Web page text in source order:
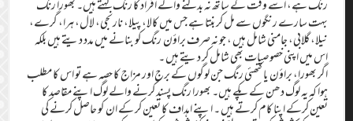
بہت سارے رنگوں سے مل کر بنتا ہے جس میں کالا، پیلا، نارنجی، لال، ہرا، گرے،
نیلا، گلابی، جامنی شامل ہیں ، جو نہ صرف براؤن رنگ کو بنانے میں مدد دیتے ہیں بلکہ
اس میں اپنی خصوصیات بھی شامل کر دیتے ہیں ۔
اگر بھورا، براؤن یا کتھئی رنگ جن لوگوں کے برج اور مزاج کا حصہ ہے تو اس کا مطلب
ہوا کہ یہ لوگ دھن کے پکے ہیں۔ بھورا رنگ پسند کرنے والے لوگ اپنے مقاصد کا
تعین کرکے اپنا کام کرتے ہیں ۔ اپنے اہداف کا تعین کر کے ان کو حاصل کرنے کی